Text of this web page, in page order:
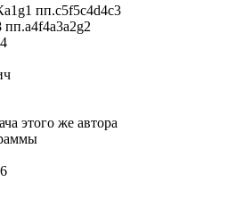
пп.c5f5c4d4c3
этого же автора